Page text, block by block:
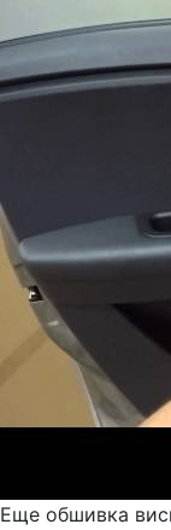
Еще обшивка